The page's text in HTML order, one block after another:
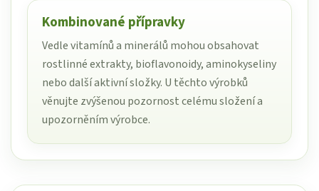
Kombinované přípravky
Vedle vitamínů a minerálů mohou obsahovat
rostlinné extrakty, bioflavonoidy, aminokyseliny
nebo další aktivní složky. U těchto výrobků
věnujte zvýšenou pozornost celému složení a
upozorněním výrobce.